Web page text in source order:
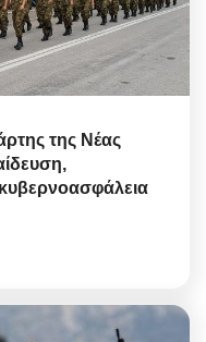
της Νέας